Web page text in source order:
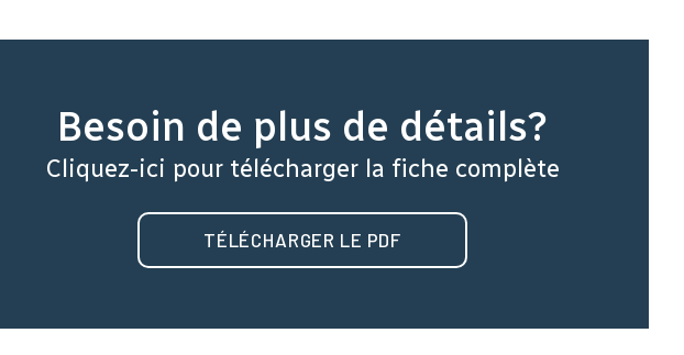
Besoin de plus de détails?
Cliquez-ici pour télécharger la fiche complète
TÉLÉCHARGER LE PDF